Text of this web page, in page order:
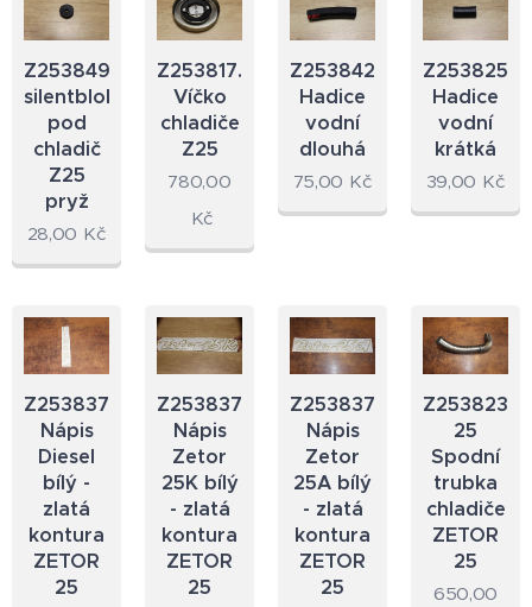
Z253849.23
silentblok
pod
chladič
Z25
pryž
28,00 Kč
Z253817.23
Víčko
chladiče
Z25
780,00
Kč
Z253842.23
Hadice
vodní
dlouhá
75,00 Kč
Hadice
vodní
krátká
39,00 Kč
Z2538374.23
Nápis
Diesel
bílý -
zlatá
kontura
ZETOR
25
Z2538373.23
Nápis
Zetor
25K bílý
- zlatá
kontura
ZETOR
25
Z2538372.23
Nápis
Zetor
25A bílý
- zlatá
kontura
ZETOR
25
25
Spodní
trubka
chladiče
ZETOR
25
650,00